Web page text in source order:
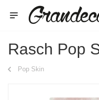
Rasch Pop
Pop Skin